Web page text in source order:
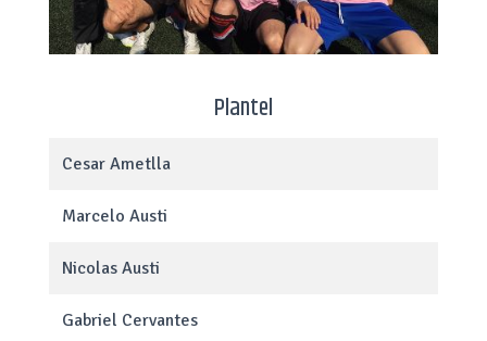
Plantel
Cesar Ametlla
Marcelo Austi
Nicolas Austi
Gabriel Cervantes